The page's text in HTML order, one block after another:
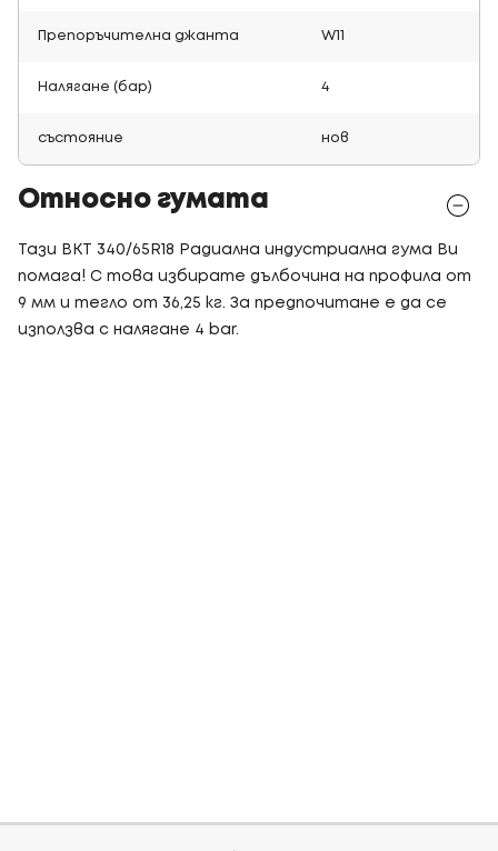
Препоръчителна джанта W11
Налягане (бар) 4
състояние нов
Относно гумата
Тази BKT 340/65R18 Радиална индустриална гума Ви
помага! С това избирате дълбочина на профила от
9 мм и тегло от 36,25 кг. За предпочитане е да се
използва с налягане 4 bar.